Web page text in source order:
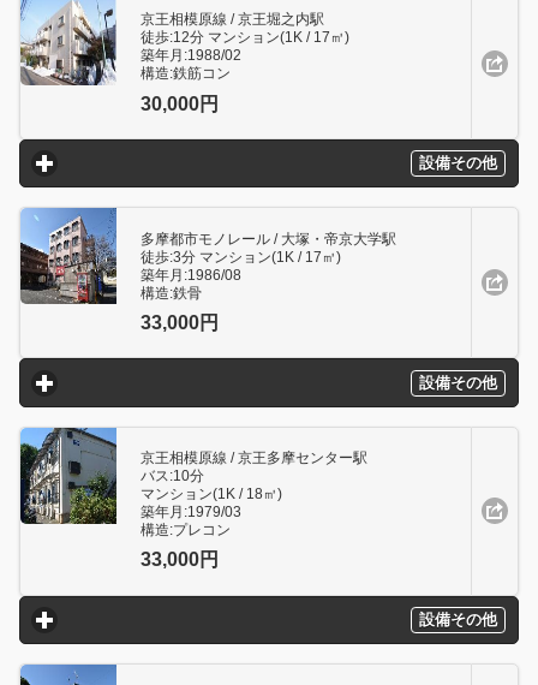
京王相模原線 / 京王堀之内駅
徒歩:12分 マンション(1K / 17㎥)
築年月:1988/02
構造:鉄筋コン
30,000円
設備その他
click to expand contents
多摩都市モノレール / 大塚・帝京大学駅
徒歩:3分 マンション(1K / 17㎥)
築年月:1986/08
構造:鉄骨
33,000円
設備その他
click to expand contents
京王相模原線 / 京王多摩センター駅
バス:10分
マンション(1K / 18㎥)
築年月:1979/03
構造:プレコン
33,000円
設備その他
click to expand contents